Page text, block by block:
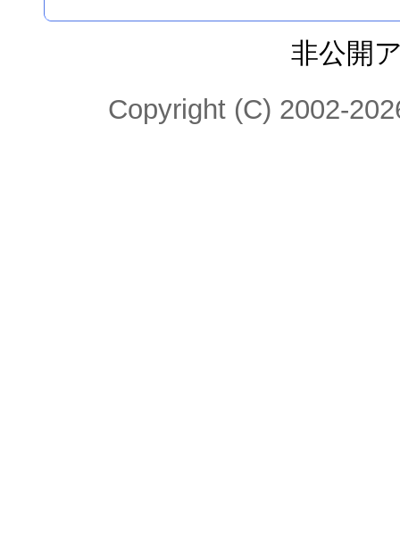
非公開
Copyright (C) 2002-